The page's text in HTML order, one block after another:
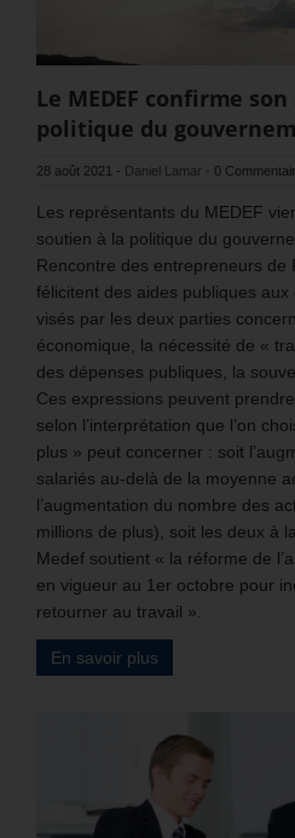
Le MEDEF confirme
politique du
28 août 2021 - Daniel Lamar - 0
Les représentants du MEDEF
soutien à la politique du
Rencontre des entrepreneurs de
félicitent des aides publiques
visés par les deux parties
économique, la nécessité de «
des dépenses publiques, la
Ces expressions peuvent
selon l’interprétation que l’on
plus » peut concerner : soit
salariés au-delà de la moyenne
l’augmentation du nombre des
millions de plus), soit les deux à
Medef soutient « la réforme de
en vigueur au 1er octobre pour
retourner au travail ».
En savoir plus